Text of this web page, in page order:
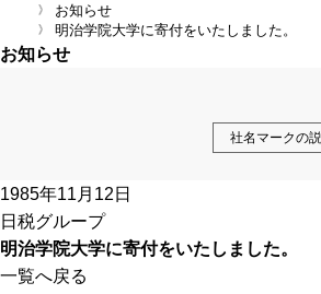
お知らせ
明治学院大学に寄付をいたしました。
お知らせ
社名マークの
1985年11月12日
日税グループ
明治学院大学に寄付をいたしました。
一覧へ戻る